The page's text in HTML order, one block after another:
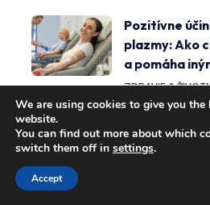
Pozitívne
plazmy: Ako
a pomáha
ZDRAVIE &
zmiernenie
zlepšenie
We are using cookies to give you the
website.
You can find out more about which
switch them off in settings.
Accept